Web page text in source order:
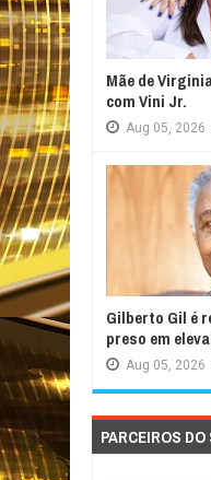
Mãe de
com Vini Jr.
Aug 05, 2026
Gilberto Gil é
preso em
Aug 05, 2026
PARCEIROS